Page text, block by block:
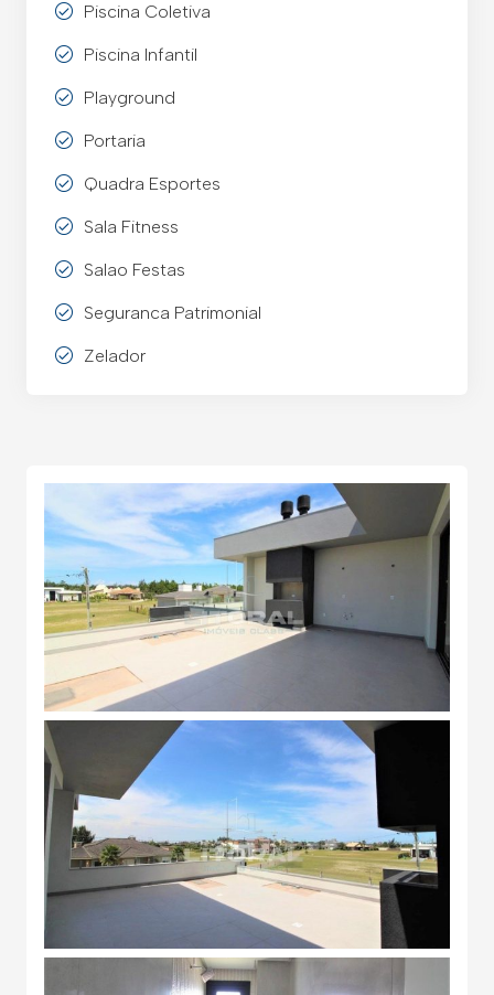
Piscina Coletiva
Piscina Infantil
Playground
Portaria
Quadra Esportes
Sala Fitness
Salao Festas
Seguranca Patrimonial
Zelador